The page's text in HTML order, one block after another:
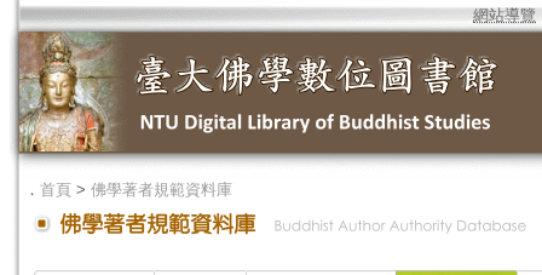
網站導覽
． 首頁 > 佛學著者規範資料庫